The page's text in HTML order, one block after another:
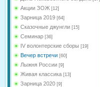
Акции ЗОЖ [12]
Зарница 2019 [64]
Сказочные джунгли [15]
Семинар [36]
IV волонтерские сборы [19]
Вечер встречи [60]
Лыжня России [9]
Живая классика [13]
Зарница 2020 [9]